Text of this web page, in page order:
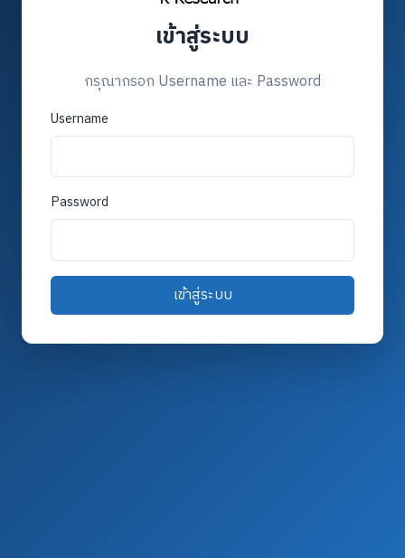
เข้าสู่ระบบ
กรุณากรอก Username และ Password
Username
Password
เข้าสู่ระบบ